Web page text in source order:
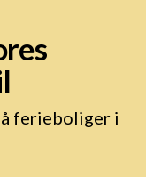
ferieboliger i